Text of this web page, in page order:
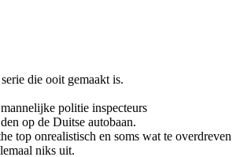
die ooit gemaakt is.
politie inspecteurs
op de Duitse autobaan.
top onrealistisch en soms wat te overdreven
niks uit.